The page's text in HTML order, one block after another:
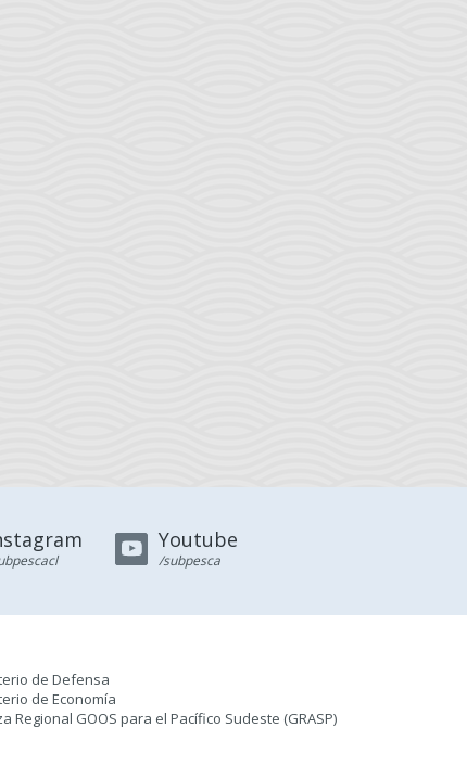
Youtube
/subpesca
de Defensa
de Economía
Regional GOOS para el Pacífico Sudeste (GRASP)